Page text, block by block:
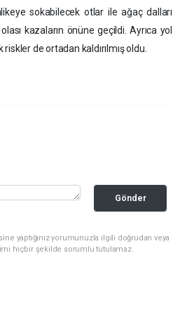
sokabilecek otlar ile ağaç dalları
kazaların önüne geçildi. Ayrıca yol
de ortadan kaldırılmış oldu.
Gönder
yaptığınız yorumunuzla ilgili doğrudan veya
hiçbir şekilde sorumlu tutulamaz.